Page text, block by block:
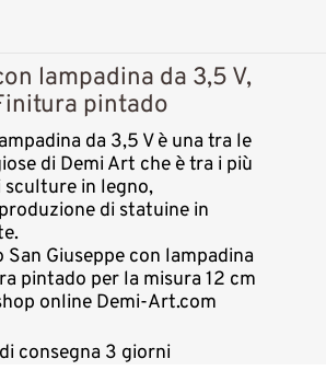
lampadina da 3,5 V,
pintado
da 3,5 V è una tra le
di Demi Art che è tra i più
in legno,
di statuine in
Giuseppe con lampadina
pintado per la misura 12 cm
online Demi-Art.com
consegna 3 giorni